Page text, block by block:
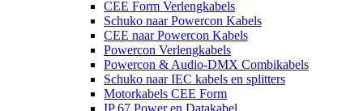
CEE Form Verlengkabels
Schuko naar Powercon Kabels
CEE naar Powercon Kabels
Powercon Verlengkabels
Powercon & Audio-DMX Combikabels
Schuko naar IEC kabels en splitters
Motorkabels CEE Form
IP 67 Power en Datakabel